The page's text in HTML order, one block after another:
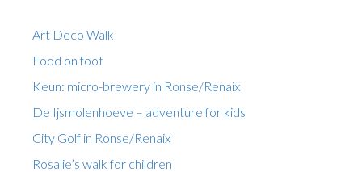
Art Deco Walk
Food on foot
Keun: micro-brewery in Ronse/Renaix
De Ijsmolenhoeve – adventure for kids
City Golf in Ronse/Renaix
Rosalie’s walk for children